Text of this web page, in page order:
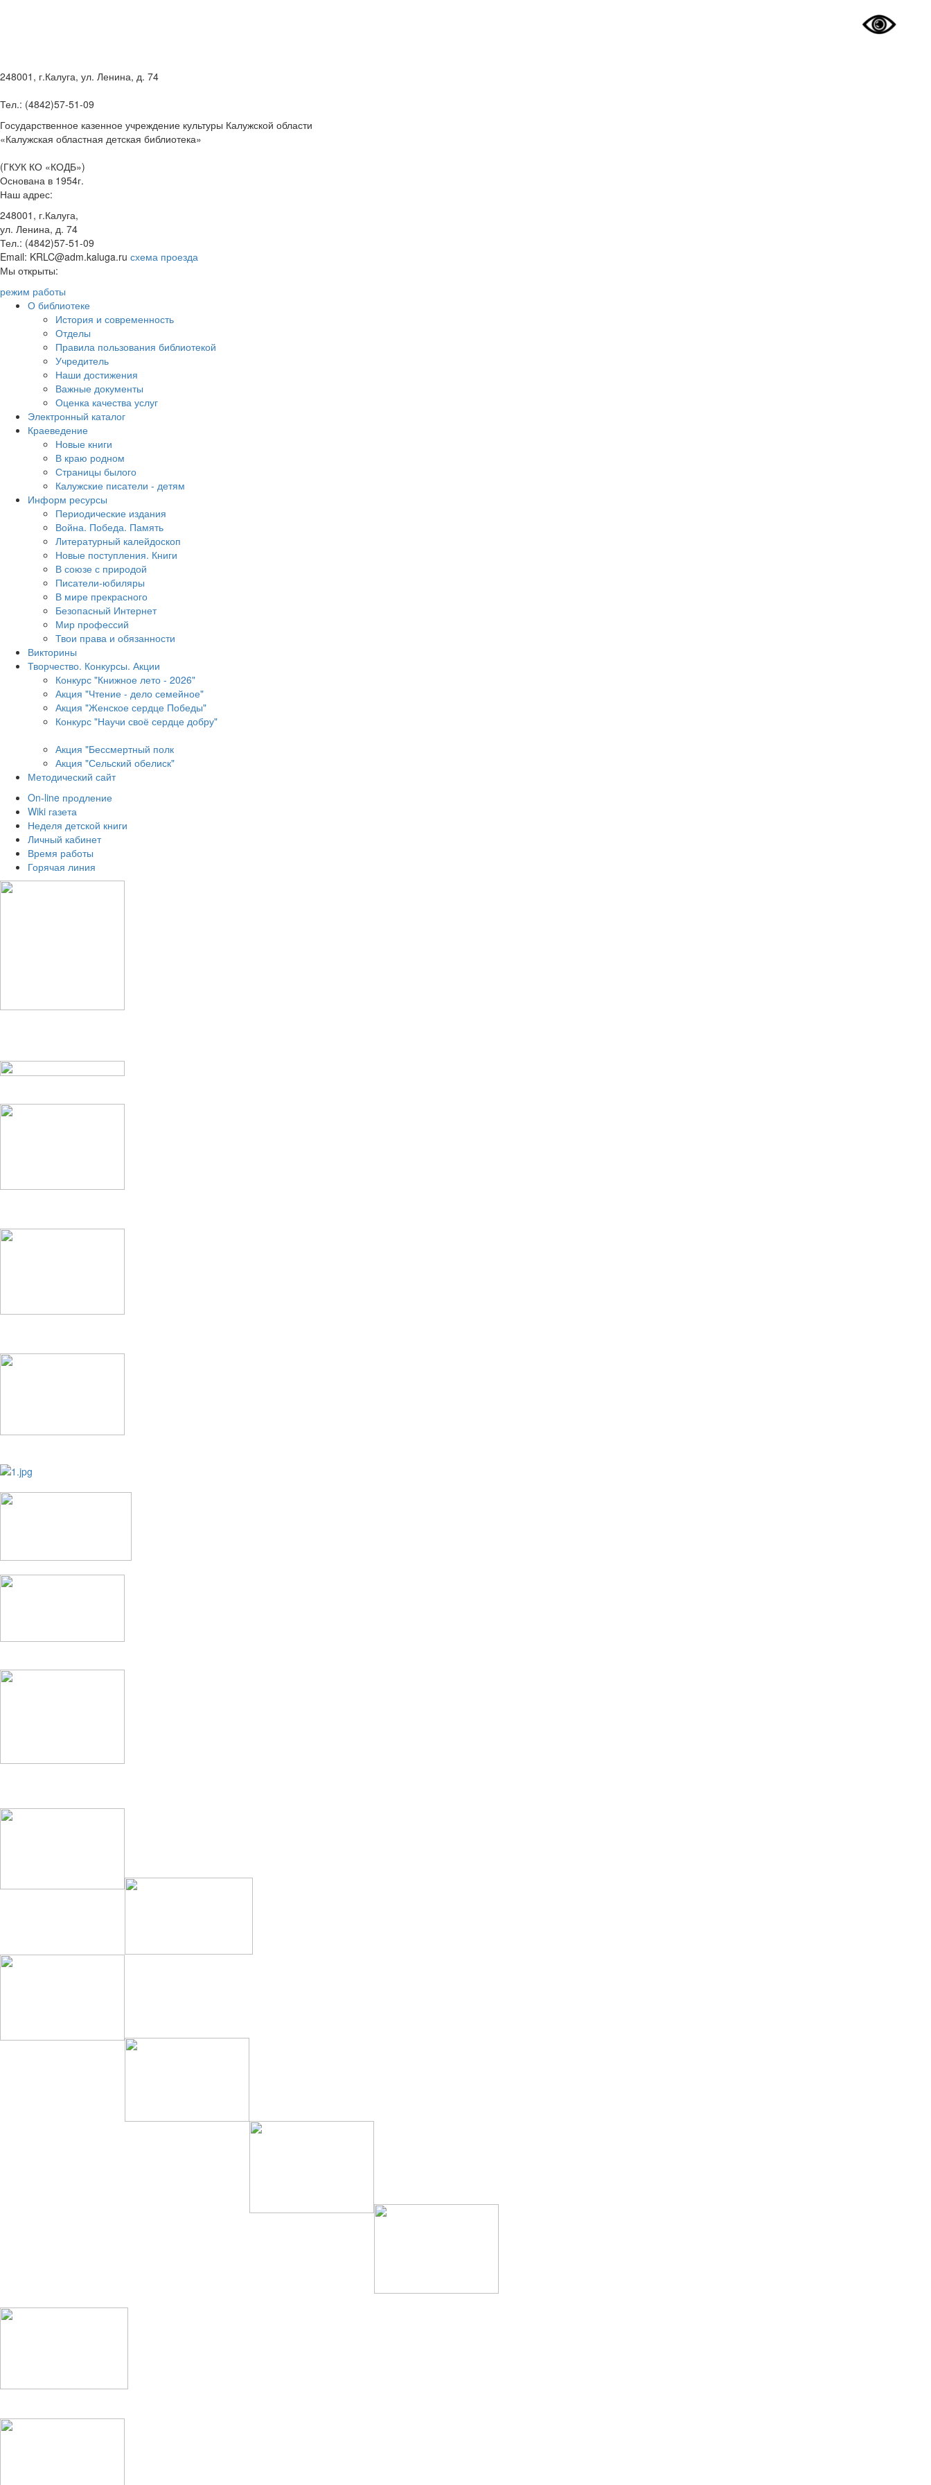
248001, г.Калуга, ул. Ленина, д. 74
Тел.: (4842)57-51-09
Государственное казенное учреждение культуры Калужской области
«Калужская областная детская библиотека»
(ГКУК КО «КОДБ»)
Основана в 1954г.
Наш адрес:
248001, г.Калуга,
ул. Ленина, д. 74
Тел.: (4842)57-51-09
Email: KRLC@adm.kaluga.ru схема проезда
Мы открыты:
режим работы
О библиотеке
История и современность
Отделы
Правила пользования библиотекой
Учредитель
Наши достижения
Важные документы
Оценка качества услуг
Электронный каталог
Краеведение
Новые книги
В краю родном
Страницы былого
Калужские писатели - детям
Информ ресурсы
Периодические издания
Война. Победа. Память
Литературный калейдоскоп
Новые поступления. Книги
В союзе с природой
Писатели-юбиляры
В мире прекрасного
Безопасный Интернет
Мир профессий
Твои права и обязанности
Викторины
Творчество. Конкурсы. Акции
Конкурс "Книжное лето - 2026"
Акция "Чтение - дело семейное"
Акция "Женское сердце Победы"
Конкурс "Научи своё сердце добру"
Акция "Бессмертный полк
Акция "Сельский обелиск"
Методический сайт
On-line продление
Wiki газета
Неделя детской книги
Личный кабинет
Время работы
Горячая линия